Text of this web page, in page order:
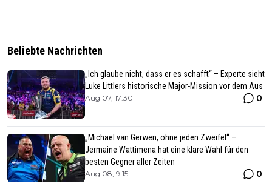
Beliebte Nachrichten
„Ich glaube nicht, dass er es schafft“ – Experte sieht
Luke Littlers historische Major-Mission vor dem Aus
Aug 07, 17:30 0
„Michael van Gerwen, ohne jeden Zweifel“ –
Jermaine Wattimena hat eine klare Wahl für den
besten Gegner aller Zeiten
Aug 08, 9:15 0